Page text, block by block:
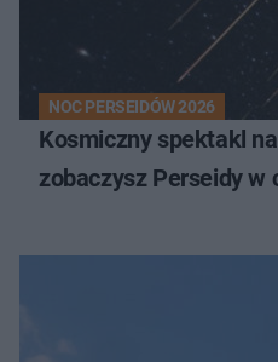
NOC PERSEIDÓW 2026
Kosmiczny spektakl
zobaczysz Perseidy w